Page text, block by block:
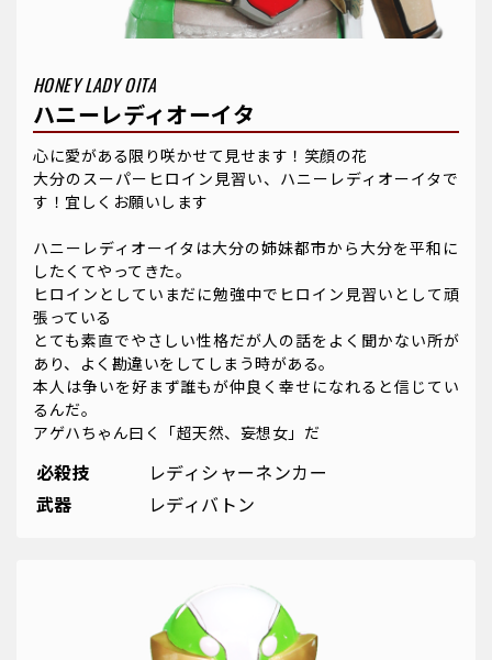
HONEY LADY OITA
ハニーレディオーイタ
心に愛がある限り咲かせて見せます！笑顔の花
大分のスーパーヒロイン見習い、ハニーレディオーイタで
す！宜しくお願いします
ハニーレディオーイタは大分の姉妹都市から大分を平和に
したくてやってきた。
ヒロインとしていまだに勉強中でヒロイン見習いとして頑
張っている
とても素直でやさしい性格だが人の話をよく聞かない所が
あり、よく勘違いをしてしまう時がある。
本人は争いを好まず誰もが仲良く幸せになれると信じてい
るんだ。
アゲハちゃん曰く「超天然、妄想女」だ
必殺技
レディシャーネンカー
武器
レディバトン